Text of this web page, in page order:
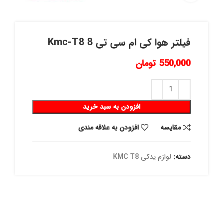
فیلتر هوا کی ام سی تی 8 Kmc-T8
550,000 تومان
افزودن به سبد خرید
مقايسه
افزودن به علاقه مندی
دسته: لوازم یدکی KMC T8